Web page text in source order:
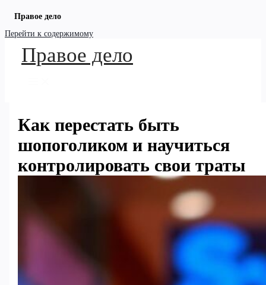
Правое дело
Перейти к содержимому
Правое дело
Как перестать быть
шопоголиком и научиться
контролировать свои траты